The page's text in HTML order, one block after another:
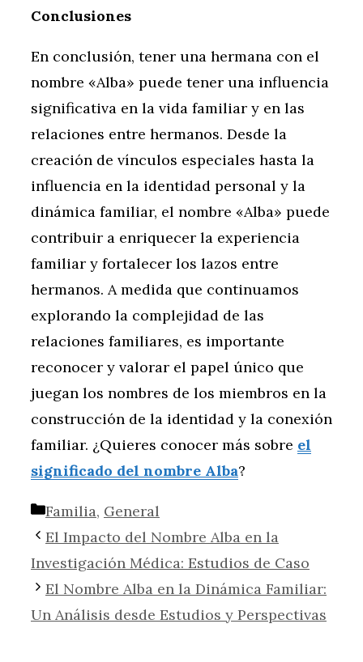
Conclusiones
En conclusión, tener una hermana con el
nombre «Alba» puede tener una influencia
significativa en la vida familiar y en las
relaciones entre hermanos. Desde la
creación de vínculos especiales hasta la
influencia en la identidad personal y la
dinámica familiar, el nombre «Alba» puede
contribuir a enriquecer la experiencia
familiar y fortalecer los lazos entre
hermanos. A medida que continuamos
explorando la complejidad de las
relaciones familiares, es importante
reconocer y valorar el papel único que
juegan los nombres de los miembros en la
construcción de la identidad y la conexión
familiar. ¿Quieres conocer más sobre el
significado del nombre Alba?
Categorías
Familia, General
El Impacto del Nombre Alba en la
Investigación Médica: Estudios de Caso
El Nombre Alba en la Dinámica Familiar:
Un Análisis desde Estudios y Perspectivas